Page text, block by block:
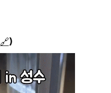
🔗)